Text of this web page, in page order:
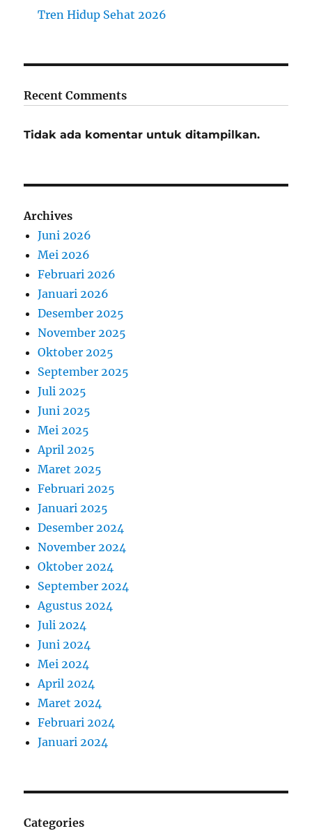
Tren Hidup Sehat 2026
Recent Comments
Tidak ada komentar untuk ditampilkan.
Archives
Juni 2026
Mei 2026
Februari 2026
Januari 2026
Desember 2025
November 2025
Oktober 2025
September 2025
Juli 2025
Juni 2025
Mei 2025
April 2025
Maret 2025
Februari 2025
Januari 2025
Desember 2024
November 2024
Oktober 2024
September 2024
Agustus 2024
Juli 2024
Juni 2024
Mei 2024
April 2024
Maret 2024
Februari 2024
Januari 2024
Categories